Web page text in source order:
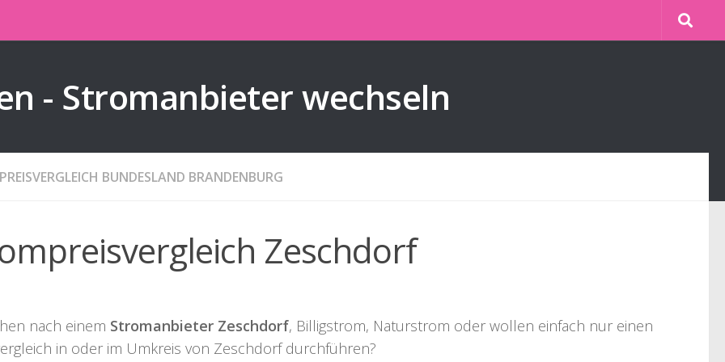
- Stromanbieter wechseln
BUNDESLAND BRANDENBURG
Zeschdorf
nach einem Stromanbieter Zeschdorf, Billigstrom, Naturstrom oder wollen einfach nur einen
in oder im Umkreis von Zeschdorf durchführen?